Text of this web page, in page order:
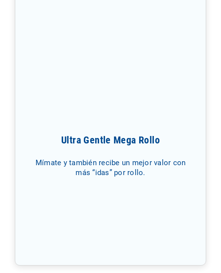
Ultra Gentle Mega Rollo
Mímate y también recibe un mejor valor con
más “idas” por rollo.